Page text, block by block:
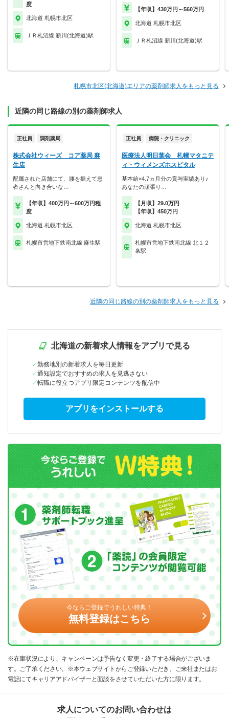
度
北海道 札幌市北区
ＪＲ札沼線 新川(北海道)駅
【年収】430万円～560万円
北海道 札幌市北区
ＪＲ札沼線 新川(北海道)駅
札幌市北区(北海道)エリアの薬剤師求人をもっと見る
近隣の同じ路線の別の薬剤師求人
正社員 調剤薬局
株式会社ウィーズ コア薬局 麻
生店
配属された店舗にて、腰を据えて患
者さんと向き合いな…
【年収】400万円～600万円程
度
北海道 札幌市北区
札幌市営地下鉄南北線 麻生駅
正社員 病院・クリニック
医療法人明日葉会 札幌マタニテ
ィ・ウィメンズホスピタル
基本給×4.7ヵ月分の賞与実績あり♪
あなたの頑張り…
【月収】29.0万円
【年収】450万円
北海道 札幌市北区
札幌市営地下鉄南北線 北１２
条駅
近隣の同じ路線の別の薬剤師求人をもっと見る
北海道の新着求人情報をアプリで見る
勤務地別の新着求人を毎日更新
通知設定でおすすめの求人を見逃さない
転職に役立つアプリ限定コンテンツを配信中
アプリをインストールする
今ならご登録でうれしい特典！
無料登録はこちら
※在庫状況により、キャンペーンは予告なく変更・終了する場合がございま
す。ご了承ください。※本ウェブサイトからご登録いただき、ご来社またはお
電話にてキャリアアドバイザーと面談をさせていただいた方に限ります。
求人についてのお問い合わせは